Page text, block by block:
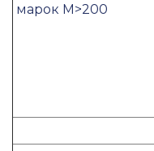
марок М>200